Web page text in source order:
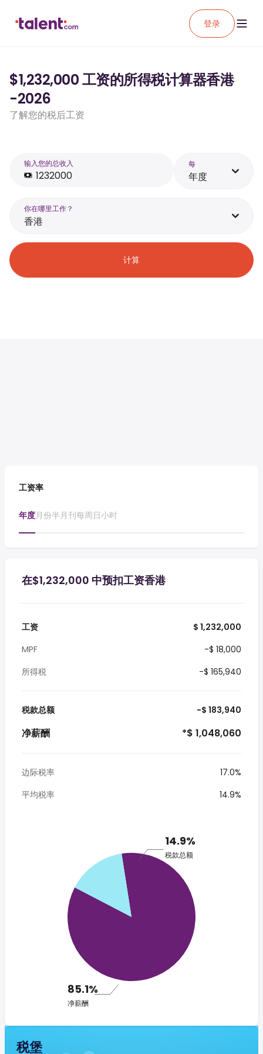
登录
$1,232,000 工资的所得税计算器香港
-2026
了解您的税后工资
输入您的总收入 每
年度
你在哪里工作？
香港
计算
工资率
年度月份半月刊每周日小时
在$1,232,000 中预扣工资香港
工资
$ 1,232,000
MPF
-$ 18,000
所得税
-$ 165,940
税款总额 -$ 183,940
净薪酬 *$ 1,048,060
边际税率
17.0%
平均税率
14.9%
14.9%
税款总额
85.1%
净薪酬
税堡